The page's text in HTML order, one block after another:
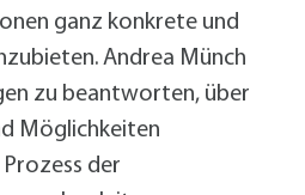
ganz konkrete und
Andrea Münch
zu beantworten, über
Möglichkeiten
der